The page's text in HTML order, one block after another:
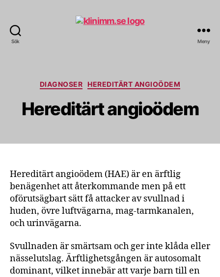
Sök Meny
Kategorier
DIAGNOSER HEREDITÄRT ANGIOÖDEM
Hereditärt angioödem
Hereditärt angioödem (HAE) är en ärftlig
benägenhet att återkommande men på ett
oförutsägbart sätt få attacker av svullnad i
huden, övre luftvägarna, mag-tarmkanalen,
och urinvägarna.
Svullnaden är smärtsam och ger inte klåda eller
nässelutslag. Ärftlighetsgången är autosomalt
dominant, vilket innebär att varje barn till en